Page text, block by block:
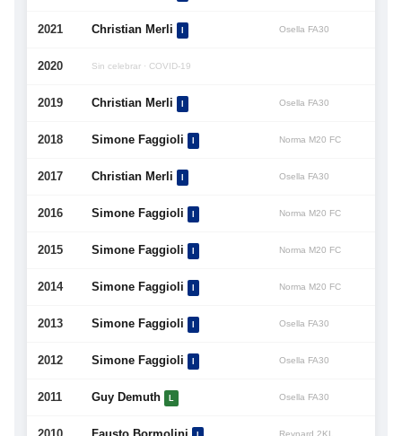
2021 Christian Merli Osella FA30
2020 Sin celebrar · COVID-19
2019 Christian Merli Osella FA30
2018 Simone Faggioli Norma M20 FC
2017 Christian Merli Osella FA30
2016 Simone Faggioli Norma M20 FC
2015 Simone Faggioli Norma M20 FC
2014 Simone Faggioli Norma M20 FC
2013 Simone Faggioli Osella FA30
2012 Simone Faggioli Osella FA30
2011 Guy Demuth Osella FA30
Reynard 2KL